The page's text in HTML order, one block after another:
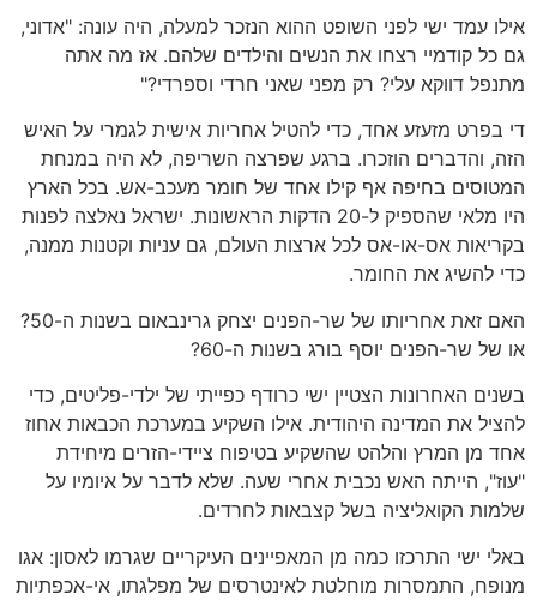
אילו עמד ישי לפני השופט ההוא הנזכר למעלה, היה עונה: "אדוני,
גם כל קודמיי רצחו את הנשים והילדים שלהם. אז מה אתה
מתנפל דווקא עלי? רק מפני שאני חרדי וספרדי?"
די בפרט מזעזע אחד, כדי להטיל אחריות אישית לגמרי על האיש
הזה, והדברים הוזכרו. ברגע שפרצה השריפה, לא היה במנחת
המטוסים בחיפה אף קילו אחד של חומר מעכב-אש. בכל הארץ
היו מלאי שהספיק ל-20 הדקות הראשונות. ישראל נאלצה לפנות
בקריאות אס-או-אס לכל ארצות העולם, גם עניות וקטנות ממנה,
כדי להשיג את החומר.
האם זאת אחריותו של שר-הפנים יצחק גרינבאום בשנות ה-50?
או של שר-הפנים יוסף בורג בשנות ה-60?
בשנים האחרונות הצטיין ישי כרודף כפייתי של ילדי-פליטים, כדי
להציל את המדינה היהודית. אילו השקיע במערכת הכבאות אחוז
אחד מן המרץ והלהט שהשקיע בטיפוח ציידי-הזרים מיחידת
"עוז", הייתה האש נכבית אחרי שעה. שלא לדבר על איומיו על
שלמות הקואליציה בשל קצבאות לחרדים.
באלי ישי התרכזו כמה מן המאפיינים העיקריים שגרמו לאסון: אגו
מנופח, התמסרות מוחלטת לאינטרסים של מפלגתו, אי-אכפתיות